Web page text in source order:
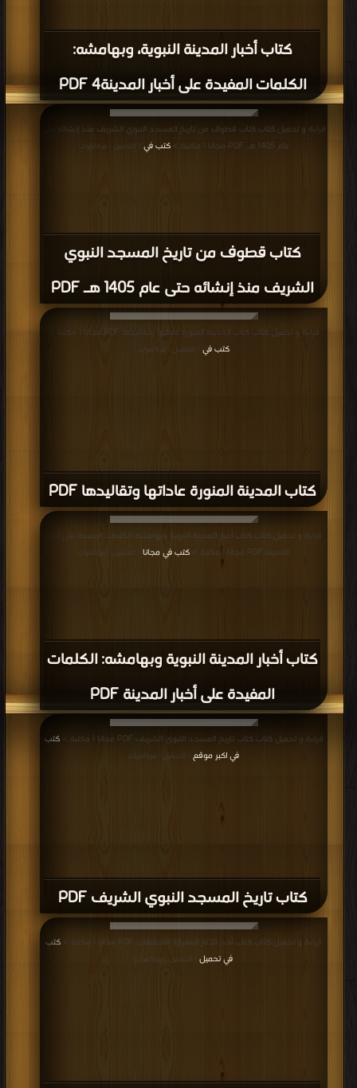
كتاب أخبار المدينة النبوية، وبهامشه:
الكلمات المفيدة على أخبار المدينة4 PDF
كتاب قطوف من تاريخ المسجد النبوي
الشريف منذ إنشائه حتى عام 1405 هـ PDF
قراءة و تحميل كتاب كتاب قطوف من تاريخ المسجد النبوي الشريف منذ إنشائه حتى
عام 1405 هـ PDF مجانا | مكتبة >
كتب في | التحميل : مرة/مرات
كتاب المدينة المنورة عاداتها وتقاليدها PDF
قراءة و تحميل كتاب كتاب المدينة المنورة عاداتها وتقاليدها PDF مجانا | مكتبة >
كتب في
| التحميل : مرة/مرات
كتاب أخبار المدينة النبوية وبهامشه: الكلمات
المفيدة على أخبار المدينة PDF
قراءة و تحميل كتاب كتاب أخبار المدينة النبوية وبهامشه: الكلمات المفيدة على أخبار
المدينة PDF مجانا | مكتبة >
كتب في مجانا | التحميل : مرة/مرات
كتاب تاريخ المسجد النبوي الشريف PDF
قراءة و تحميل كتاب كتاب تاريخ المسجد النبوي الشريف PDF مجانا | مكتبة >
كتب
في اكبر موقع
| التحميل : مرة/مرات
قراءة و تحميل كتاب كتاب أحد: الآثار المعركة التحقيقات PDF مجانا | مكتبة >
كتب
في تحميل
| التحميل : مرة/مرات